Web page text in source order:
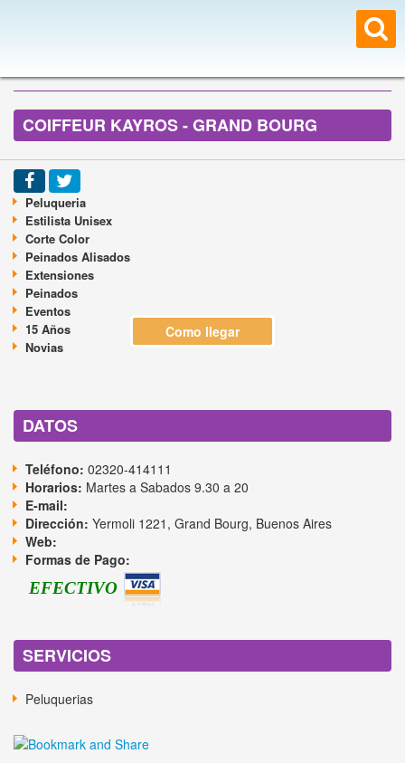
COIFFEUR KAYROS - GRAND BOURG
Peluqueria
Estilista Unisex
Corte Color
Peinados Alisados
Extensiones
Peinados
Eventos
15 Años
Novias
DATOS
Teléfono: 02320-414111
Horarios: Martes a Sabados 9.30 a 20
E-mail:
Dirección: Yermoli 1221, Grand Bourg, Buenos Aires
Web:
Formas de Pago:
EFECTIVO
SERVICIOS
Peluquerias
Como llegar